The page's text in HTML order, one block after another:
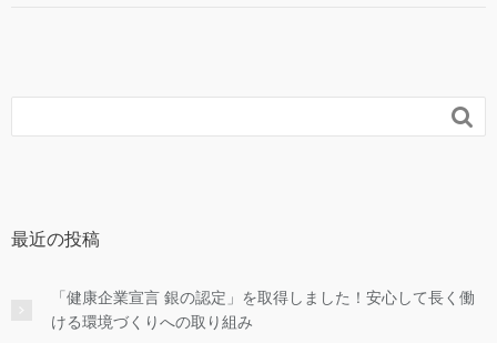

最近の投稿
「健康企業宣言 銀の認定」を取得しました！安心して長く働
ける環境づくりへの取り組み